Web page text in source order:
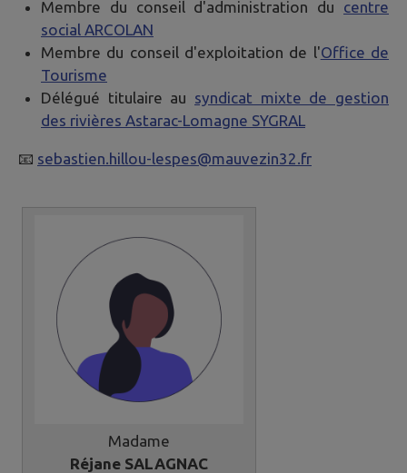
Membre du conseil d'administration du centre
social ARCOLAN
Membre du conseil d'exploitation de l'Office de
Tourisme
Délégué titulaire au syndicat mixte de gestion
des rivières Astarac-Lomagne SYGRAL
📧 sebastien.hillou-lespes@mauvezin32.fr
Madame
Réjane SALAGNAC